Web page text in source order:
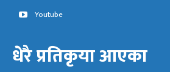
Youtube
धेरै प्रतिकृया आएका